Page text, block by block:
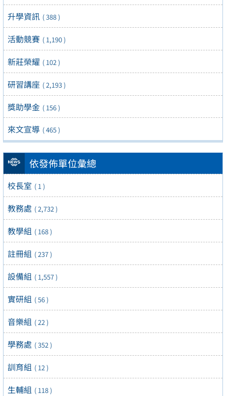
升學資訊 ( 388 )
活動競賽 ( 1,190 )
新莊榮耀 ( 102 )
研習講座 ( 2,193 )
獎助學金 ( 156 )
來文宣導 ( 465 )
依發佈單位彙總
校長室 ( 1 )
教務處 ( 2,732 )
教學組 ( 168 )
註冊組 ( 237 )
設備組 ( 1,557 )
實研組 ( 56 )
音樂組 ( 22 )
學務處 ( 352 )
訓育組 ( 12 )
生輔組 ( 118 )